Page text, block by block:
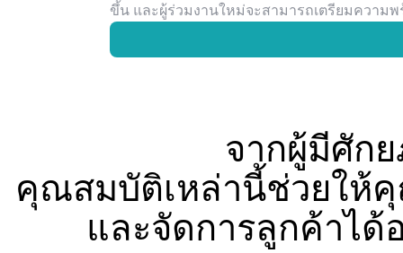
ขึ้น และผู้ร่วมงานใหม่จะสามารถเตรียมความพ
จากผู้มีศัก
คุณสมบัติเหล่านี้ช่วยให้
และจัดการลูกค้าไ